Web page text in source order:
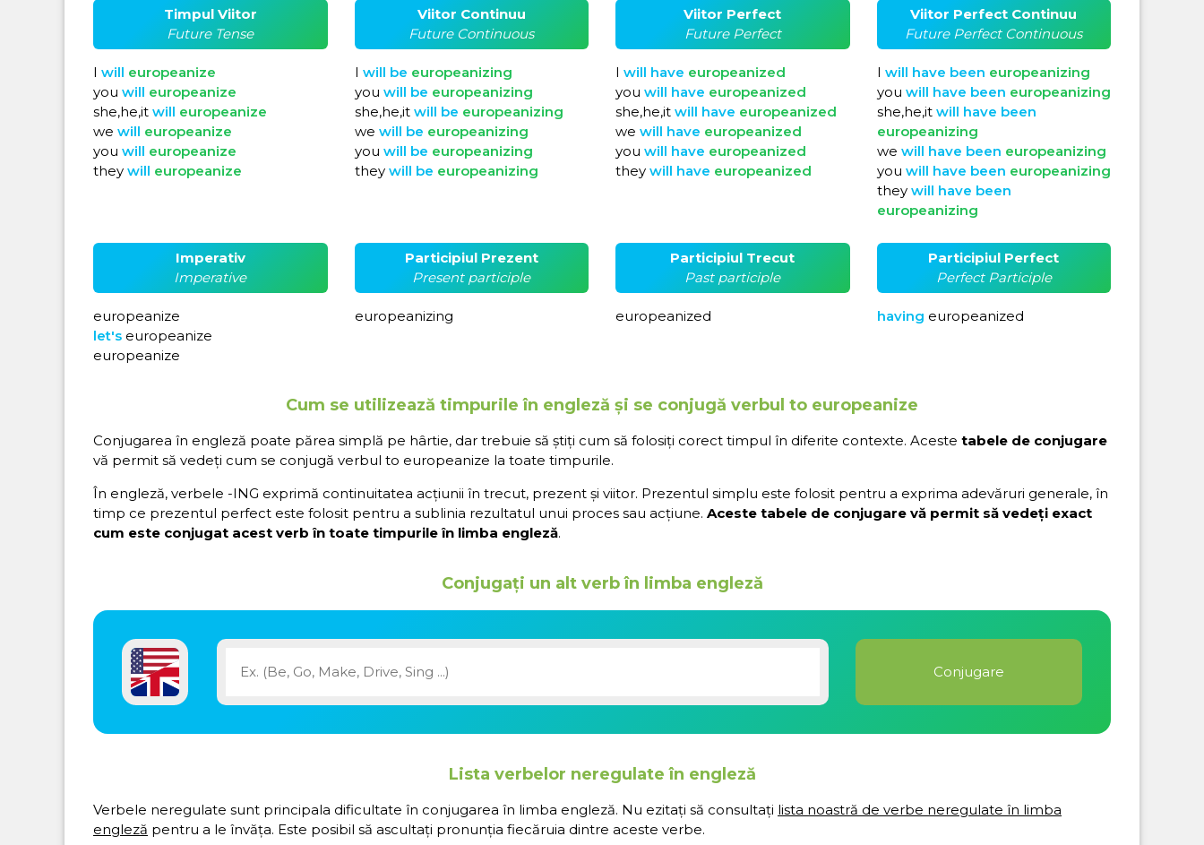
Timpul Viitor
Future Tense
I will europeanize
you will europeanize
she,he,it will europeanize
we will europeanize
you will europeanize
they will europeanize
Viitor Continuu
Future Continuous
I will be europeanizing
you will be europeanizing
she,he,it will be europeanizing
we will be europeanizing
you will be europeanizing
they will be europeanizing
Viitor Perfect
Future Perfect
I will have europeanized
you will have europeanized
she,he,it will have europeanized
we will have europeanized
you will have europeanized
they will have europeanized
Viitor Perfect Continuu
Future Perfect Continuous
I will have been europeanizing
you will have been europeanizing
she,he,it will have been
europeanizing
we will have been europeanizing
you will have been europeanizing
they will have been
europeanizing
Imperativ
Imperative
europeanize
let's europeanize
europeanize
Participiul Prezent
Present participle
europeanizing
Participiul Trecut
Past participle
europeanized
Participiul Perfect
Perfect Participle
having europeanized
Cum se utilizează timpurile în engleză și se conjugă verbul to europeanize
Conjugarea în engleză poate părea simplă pe hârtie, dar trebuie să știți cum să folosiți corect timpul în diferite contexte. Aceste tabele de conjugare
vă permit să vedeți cum se conjugă verbul to europeanize la toate timpurile.
În engleză, verbele -ING exprimă continuitatea acțiunii în trecut, prezent și viitor. Prezentul simplu este folosit pentru a exprima adevăruri generale, în
timp ce prezentul perfect este folosit pentru a sublinia rezultatul unui proces sau acțiune. Aceste tabele de conjugare vă permit să vedeți exact
cum este conjugat acest verb în toate timpurile în limba engleză.
Conjugați un alt verb în limba engleză
Lista verbelor neregulate în engleză
Verbele neregulate sunt principala dificultate în conjugarea în limba engleză. Nu ezitați să consultați lista noastră de verbe neregulate în limba
engleză pentru a le învăța. Este posibil să ascultați pronunția fiecăruia dintre aceste verbe.